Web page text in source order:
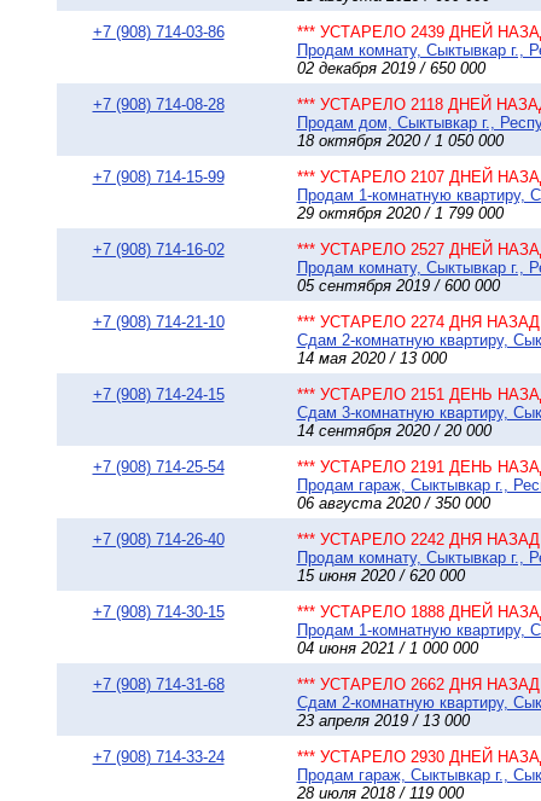
+7 (908) 714-03-86
*** УСТАРЕЛО 2439 ДНЕЙ
Продам комнату, Сыктывкар г.,
02 декабря 2019 / 650 000
+7 (908) 714-08-28
*** УСТАРЕЛО 2118 ДНЕЙ
Продам дом, Сыктывкар г.,
18 октября 2020 / 1 050 000
+7 (908) 714-15-99
*** УСТАРЕЛО 2107 ДНЕЙ
Продам 1-комнатную квартиру,
29 октября 2020 / 1 799 000
+7 (908) 714-16-02
*** УСТАРЕЛО 2527 ДНЕЙ
Продам комнату, Сыктывкар г.,
05 сентября 2019 / 600 000
+7 (908) 714-21-10
*** УСТАРЕЛО 2274 ДНЯ НАЗАД
Сдам 2-комнатную квартиру,
14 мая 2020 / 13 000
+7 (908) 714-24-15
*** УСТАРЕЛО 2151 ДЕНЬ
Сдам 3-комнатную квартиру,
14 сентября 2020 / 20 000
+7 (908) 714-25-54
*** УСТАРЕЛО 2191 ДЕНЬ
Продам гараж, Сыктывкар г.,
06 августа 2020 / 350 000
+7 (908) 714-26-40
*** УСТАРЕЛО 2242 ДНЯ НАЗАД
Продам комнату, Сыктывкар г.,
15 июня 2020 / 620 000
+7 (908) 714-30-15
*** УСТАРЕЛО 1888 ДНЕЙ
Продам 1-комнатную квартиру,
04 июня 2021 / 1 000 000
+7 (908) 714-31-68
*** УСТАРЕЛО 2662 ДНЯ НАЗАД
Сдам 2-комнатную квартиру,
23 апреля 2019 / 13 000
+7 (908) 714-33-24
*** УСТАРЕЛО 2930 ДНЕЙ
Продам гараж, Сыктывкар г.,
28 июля 2018 / 119 000